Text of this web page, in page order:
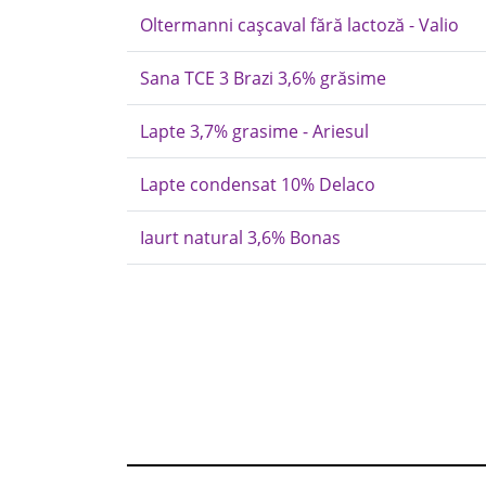
Oltermanni cașcaval fără lactoză - Valio
Sana TCE 3 Brazi 3,6% grăsime
Lapte 3,7% grasime - Ariesul
Lapte condensat 10% Delaco
Iaurt natural 3,6% Bonas